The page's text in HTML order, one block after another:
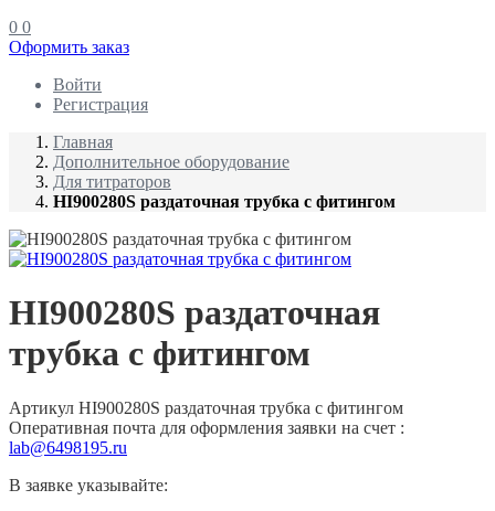
0 0
Оформить заказ
Войти
Регистрация
Главная
Дополнительное оборудование
Для титраторов
HI900280S раздаточная трубка с фитингом
HI900280S раздаточная
трубка с фитингом
Артикул HI900280S раздаточная трубка с фитингом
Оперативная почта для оформления заявки на счет :
lab@6498195.ru
В заявке указывайте: